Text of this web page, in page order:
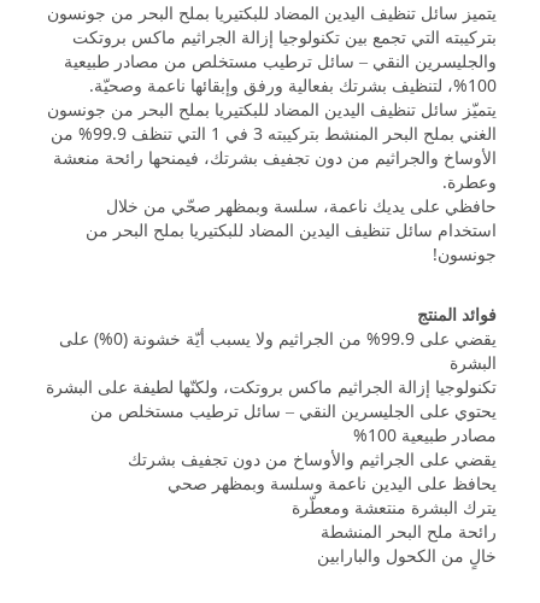
يتميز سائل تنظيف اليدين المضاد للبكتيريا بملح البحر من جونسون
بتركيبته التي تجمع بين تكنولوجيا إزالة الجراثيم ماكس بروتكت
والجليسرين النقي – سائل ترطيب مستخلص من مصادر طبيعية
100%، لتنظيف بشرتك بفعالية ورفق وإبقائها ناعمة وصحيّة.
يتميّز سائل تنظيف اليدين المضاد للبكتيريا بملح البحر من جونسون
الغني بملح البحر المنشط بتركيبته 3 في 1 التي تنظف 99.9% من
الأوساخ والجراثيم من دون تجفيف بشرتك، فيمنحها رائحة منعشة
وعطرة.
حافظي على يديك ناعمة، سلسة وبمظهر صحّي من خلال
استخدام سائل تنظيف اليدين المضاد للبكتيريا بملح البحر من
جونسون!
فوائد المنتج
يقضي على 99.9% من الجراثيم ولا يسبب أيّة خشونة (0%) على
البشرة
تكنولوجيا إزالة الجراثيم ماكس بروتكت، ولكنّها لطيفة على البشرة
يحتوي على الجليسرين النقي – سائل ترطيب مستخلص من
مصادر طبيعية 100%
يقضي على الجراثيم والأوساخ من دون تجفيف بشرتك
يحافظ على اليدين ناعمة وسلسة وبمظهر صحي
يترك البشرة منتعشة ومعطّرة
رائحة ملح البحر المنشطة
خالٍ من الكحول والبارابين